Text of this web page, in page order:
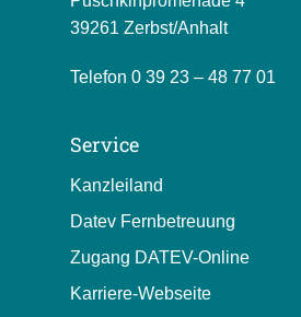
39261 Zerbst/Anhalt
Telefon 0 39 23 – 48 77 01
Service
Kanzleiland
Datev Fernbetreuung
Zugang DATEV-Online
Karriere-Webseite